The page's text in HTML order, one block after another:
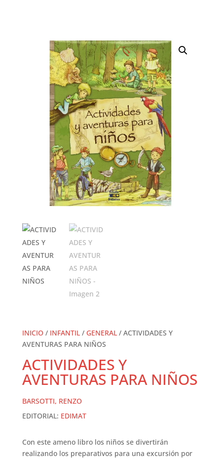
INICIO / INFANTIL/ GENERAL/ ACTIVIDADES Y
AVENTURAS PARA NIÑOS
ACTIVIDADES Y
AVENTURAS PARA NIÑOS
BARSOTTI, RENZO
EDITORIAL: EDIMAT
Con este ameno libro los niños se divertirán
realizando los preparativos para una excursión por